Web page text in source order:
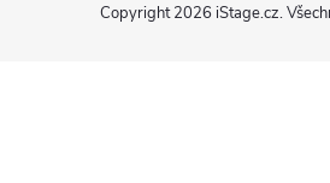
Copyright 2026 iStage.cz.